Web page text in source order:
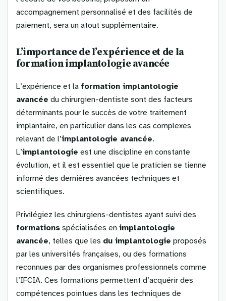
accompagnement personnalisé et des facilités de
paiement, sera un atout supplémentaire.
L’importance de l’expérience et de la
formation implantologie avancée
L’expérience et la formation implantologie
avancée du chirurgien-dentiste sont des facteurs
déterminants pour le succès de votre traitement
implantaire, en particulier dans les cas complexes
relevant de l’implantologie avancée.
L’implantologie est une discipline en constante
évolution, et il est essentiel que le praticien se tienne
informé des dernières avancées techniques et
scientifiques.
Privilégiez les chirurgiens-dentistes ayant suivi des
formations spécialisées en implantologie
avancée, telles que les du implantologie proposés
par les universités françaises, ou des formations
reconnues par des organismes professionnels comme
l’IFCIA. Ces formations permettent d’acquérir des
compétences pointues dans les techniques de